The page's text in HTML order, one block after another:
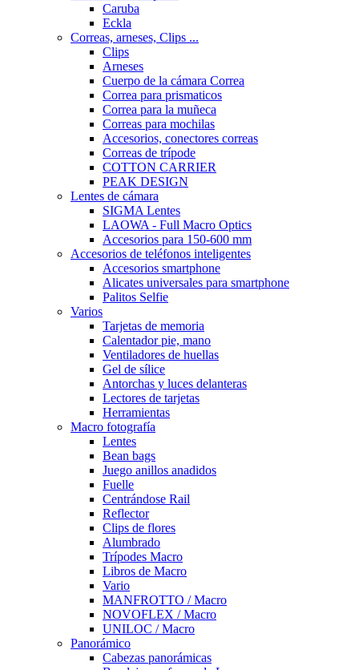
Caruba
Eckla
Correas, arneses, Clips ...
Clips
Arneses
Cuerpo de la cámara Correa
Correa para prismaticos
Correa para la muñeca
Correas para mochilas
Accesorios, conectores correas
Correas de trípode
COTTON CARRIER
PEAK DESIGN
Lentes de cámara
SIGMA Lentes
LAOWA - Full Macro Optics
Accesorios para 150-600 mm
Accesorios de teléfonos inteligentes
Accesorios smartphone
Alicates universales para smartphone
Palitos Selfie
Varios
Tarjetas de memoria
Calentador pie, mano
Ventiladores de huellas
Gel de sílice
Antorchas y luces delanteras
Lectores de tarjetas
Herramientas
Macro fotografía
Lentes
Bean bags
Juego anillos anadidos
Fuelle
Centrándose Rail
Reflector
Clips de flores
Alumbrado
Trípodes Macro
Libros de Macro
Vario
MANFROTTO / Macro
NOVOFLEX / Macro
UNILOC / Macro
Panorámico
Cabezas panorámicas